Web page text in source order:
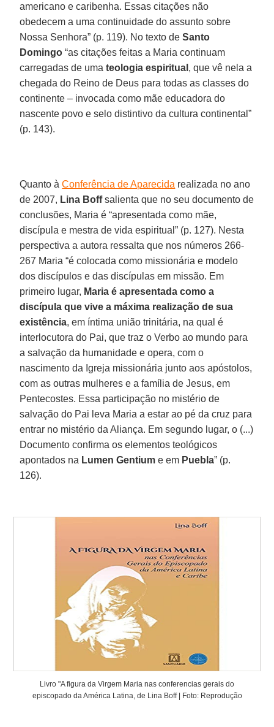
americano e caribenha. Essas citações não
obedecem a uma continuidade do assunto sobre
Nossa Senhora” (p. 119). No texto deSanto
Domingo “as citações feitas a Maria continuam
carregadas de umateologia espiritual , que vê nela a
chegada do Reino de Deus para todas as classes do
continente – invocada como mãe educadora do
nascente povo e selo distintivo da cultura continental”
(p. 143).
Quanto àConferência de Aparecida realizada no ano
de 2007, Lina Boffsalienta que no seu documento de
conclusões, Maria é “apresentada como mãe,
discípula e mestra de vida espiritual” (p. 127). Nesta
perspectiva a autora ressalta que nos números 266-
267 Maria “é colocada como missionária e modelo
dos discípulos e das discípulas em missão. Em
primeiro lugar, Maria é apresentada como a
discípula que vive a máxima realização de sua
existência, em íntima união trinitária, na qual é
interlocutora do Pai, que traz o Verbo ao mundo para
a salvação da humanidade e opera, com o
nascimento da Igreja missionária junto aos apóstolos,
com as outras mulheres e a família de Jesus, em
Pentecostes. Essa participação no mistério de
salvação do Pai leva Maria a estar ao pé da cruz para
entrar no mistério da Aliança. Em segundo lugar, o (...)
Documento confirma os elementos teológicos
apontados na Lumen Gentium e em Puebla” (p.
126).
Livro "A figura da Virgem Maria nas conferencias gerais do
episcopado da América Latina, de Lina Boff | Foto: Reprodução